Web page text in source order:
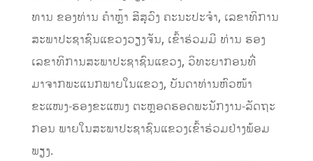
ທານ ຂອງທ່ານ ຄໍາຫຼ້າ ສີສຸວົງ ຄະນະປະຈໍາ, ເລຂາທິການ
ສະພາປະຊາຊົນແຂວງວຽງຈັນ, ເຂົ້າຮ່ວມມີ ທ່ານ ຮອງ
ເລຂາທິການສະພາປະຊາຊົນແຂວງ, ວິທະຍາກອນທີ່
ມາຈາກພະແນກພາຍໃນແຂວງ, ບັນດາທ່ານຫົວໜ້າ
ຂະແໜງ-ຮອງຂະແໜງ ຕະຫຼອດຮອດພະນັກງານ-ລັດຖະ
ກອນ ພາຍໃນສະພາປະຊາຊົນແຂວງເຂົ້າຮ່ວມຢ່າງພ້ອມ
ພຽງ.